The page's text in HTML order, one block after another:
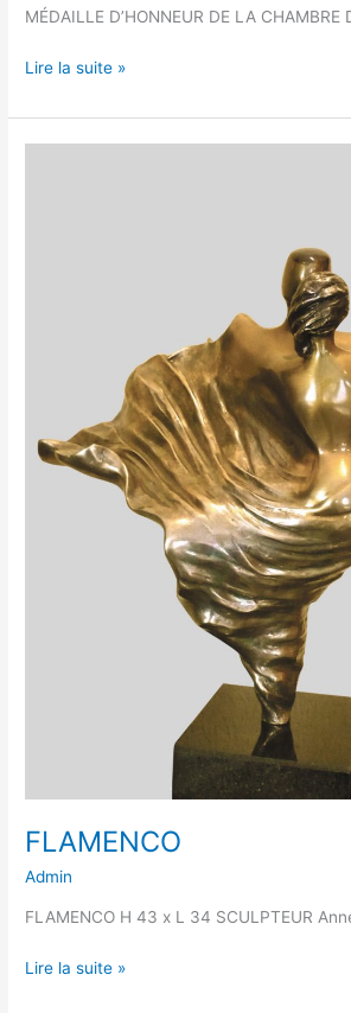
MÉDAILLE D’HONNEUR DE LA CHAMBRE
Lire la suite »
FLAMENCO
Admin
FLAMENCO H 43 x L 34 SCULPTEUR
Lire la suite »